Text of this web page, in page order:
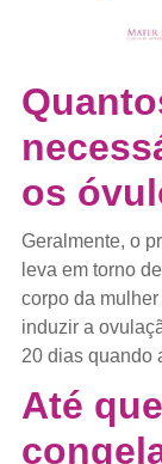
os
Geralmente, o
leva em torno
corpo da
induzir a
20 dias quando
Até